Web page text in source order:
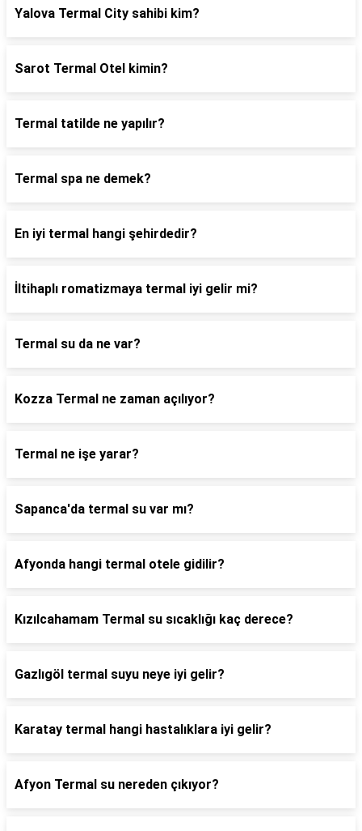
Yalova Termal City sahibi kim?
Sarot Termal Otel kimin?
Termal tatilde ne yapılır?
Termal spa ne demek?
En iyi termal hangi şehirdedir?
İltihaplı romatizmaya termal iyi gelir mi?
Termal su da ne var?
Kozza Termal ne zaman açılıyor?
Termal ne işe yarar?
Sapanca'da termal su var mı?
Afyonda hangi termal otele gidilir?
Kızılcahamam Termal su sıcaklığı kaç derece?
Gazlıgöl termal suyu neye iyi gelir?
Karatay termal hangi hastalıklara iyi gelir?
Afyon Termal su nereden çıkıyor?